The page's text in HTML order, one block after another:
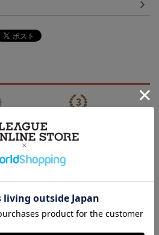
ソ熊本 ギャロッ
ャツ BLACK
ロアッソ熊本 ピカチュ